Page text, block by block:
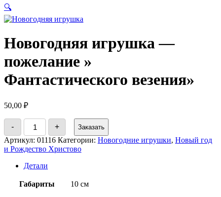
🔍
Новогодняя игрушка —
пожелание »
Фантастического везения»
50,00 ₽
-
Количество
товара
Новогодняя
игрушка
-
пожелание
"
везения"
+ Заказать
Артикул: 01116 Категории: Новогодние игрушки, Новый год
и Рождество Христово
Детали
Габариты 10 см